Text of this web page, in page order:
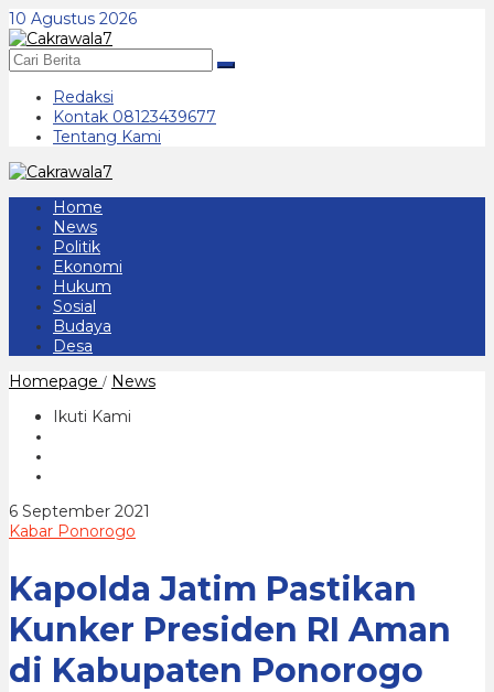
Lewati
ke
konten
10 Agustus 2026
Redaksi
Kontak 08123439677
Tentang Kami
Home
News
Politik
Ekonomi
Hukum
Sosial
Budaya
Desa
Homepage / NewsKapolda
Ikuti Kami
6 September 2021
Kabar Ponorogo
Kapolda Jatim Pastikan
Kunker Presiden RI Aman
di Kabupaten Ponorogo